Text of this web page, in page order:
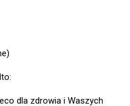
dla zdrowia i Waszych